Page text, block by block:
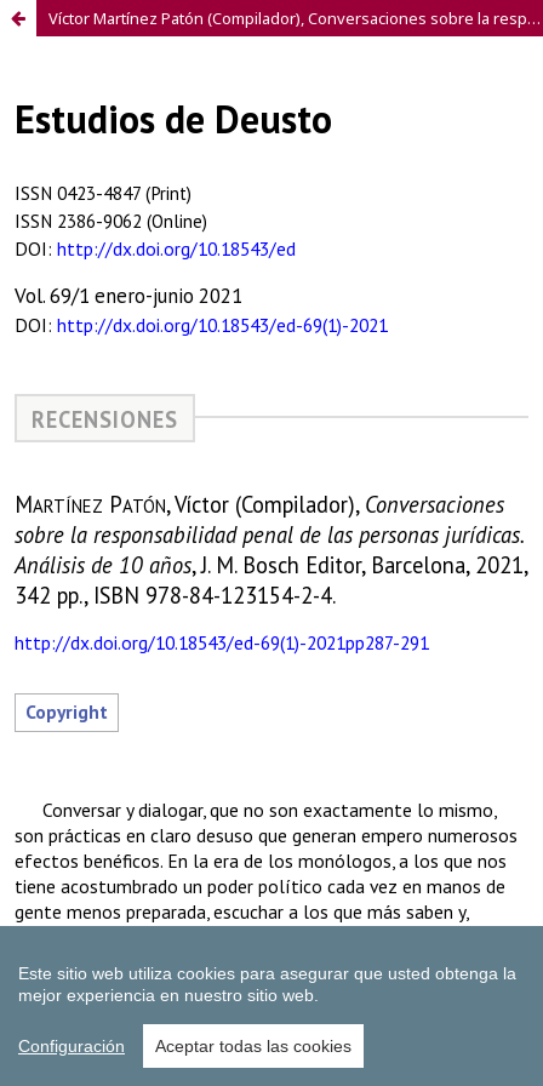
Víctor Martínez Patón (Compilador), Conversaciones sobre la responsabilidad penal de las personas jurídicas. Análisis de 10 años
Este sitio web utiliza cookies para asegurar que usted obtenga la
mejor experiencia en nuestro sitio web.
Configuración Aceptar todas las cookies